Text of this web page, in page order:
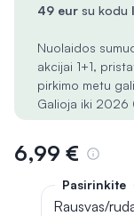
49 eur su kodu
Nuolaidos
akcijai 1+1,
pirkimo metu
Galioja iki 2026
6,99 €
Pasirinkite
Rausvas/